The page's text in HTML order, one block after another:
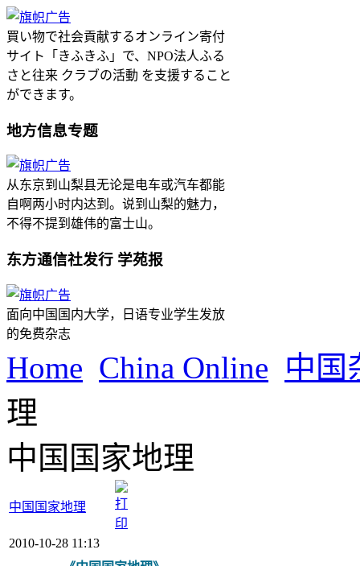
買い物で社会貢献するオンライン寄付
サイト「きふきふ」で、NPO法人ふる
さと往来 クラブの活動 を支援すること
ができます。
地方信息专题
从东京到山梨县无论是电车或汽车都能
自啊两小时内达到。说到山梨的魅力，
不得不提到雄伟的富士山。
东方通信社发行 学苑报
面向中国国内大学，日语专业学生发放
的免费杂志
Home China Online 中国
理
中国国家地理
中国国家地理
2010-10-28 11:13